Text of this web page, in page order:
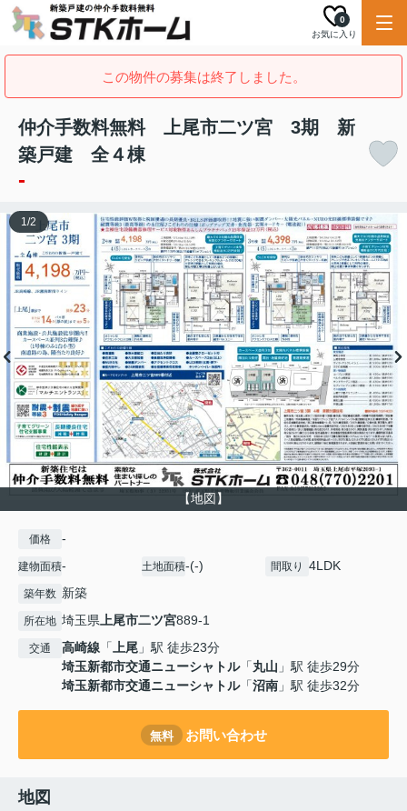
お気に入り
0
この物件の募集は終了しました。
仲介手数料無料 上尾市二ツ宮 3期 新
築戸建 全４棟
-
【地図】
1/2
価格 -
建物面積- 土地面積-(-) 間取り 4LDK
築年数 新築
所在地 埼玉県上尾市二ツ宮889-1
交通 高崎線 「上尾 」駅 徒歩23分
埼玉新都市交通ニューシャトル「丸山 」駅 徒歩29分
埼玉新都市交通ニューシャトル「沼南 」駅 徒歩32分
無料 お問い合わせ
地図